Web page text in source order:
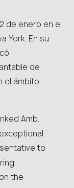
de enero en el
York. En su
de
el ámbito
Amb.
to
the